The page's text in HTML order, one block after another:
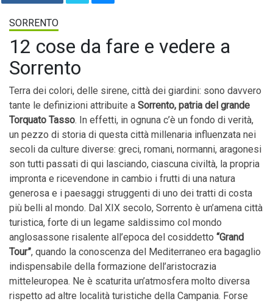
SORRENTO
12 cose da fare e vedere a
Sorrento
Terra dei colori, delle sirene, città dei giardini: sono davvero
tante le definizioni attribuite a Sorrento, patria del grande
Torquato Tasso. In effetti, in ognuna c’è un fondo di verità,
un pezzo di storia di questa città millenaria influenzata nei
secoli da culture diverse: greci, romani, normanni, aragonesi
son tutti passati di qui lasciando, ciascuna civiltà, la propria
impronta e ricevendone in cambio i frutti di una natura
generosa e i paesaggi struggenti di uno dei tratti di costa
più belli al mondo. Dal XIX secolo, Sorrento è un’amena città
turistica, forte di un legame saldissimo col mondo
anglosassone risalente all’epoca del cosiddetto “Grand
Tour”, quando la conoscenza del Mediterraneo era bagaglio
indispensabile della formazione dell’aristocrazia
mitteleuropea. Ne è scaturita un’atmosfera molto diversa
rispetto ad altre località turistiche della Campania. Forse